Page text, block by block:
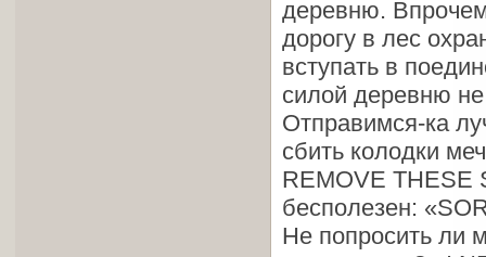
деревню.
дорогу в лес
вступать в
силой деревню
Отправимся-ка
сбить колодки
REMOVE THESE
бесполезен:
He попросить ли